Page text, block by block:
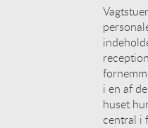
i en af
huset
central i